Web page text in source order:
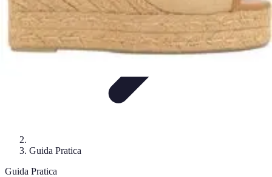
Guida Pratica
Guida Pratica